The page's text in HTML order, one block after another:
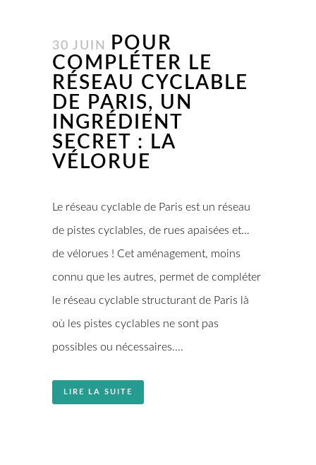
30 JUIN
POUR
COMPLÉTER LE
RÉSEAU CYCLABLE
DE PARIS, UN
INGRÉDIENT
SECRET : LA
VÉLORUE
Le réseau cyclable de Paris est un réseau
de pistes cyclables, de rues apaisées et…
de vélorues ! Cet aménagement, moins
connu que les autres, permet de compléter
le réseau cyclable structurant de Paris là
où les pistes cyclables ne sont pas
possibles ou nécessaires....
LIRE LA SUITE